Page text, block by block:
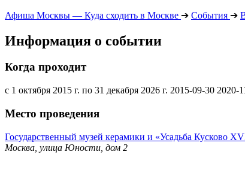
Афиша Москвы — Куда сходить в Москве ➔ События ➔
Информация о событии
Когда проходит
с 1 октября 2015 г. по 31 декабря 2026 г. 2015-09-30 2020-
Место проведения
Государственный музей керамики и «Усадьба Кусково
Москва, улица Юности, дом 2